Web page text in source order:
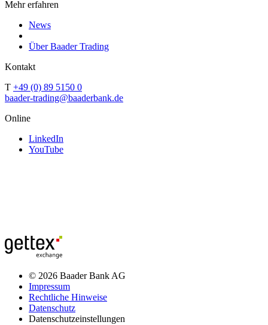
Mehr erfahren
News
Über Baader Trading
Kontakt
T +49 (0) 89 5150 0
baader-trading@baaderbank.de
Online
LinkedIn
YouTube
© 2026 Baader Bank AG
Impressum
Rechtliche Hinweise
Datenschutz
Datenschutzeinstellungen